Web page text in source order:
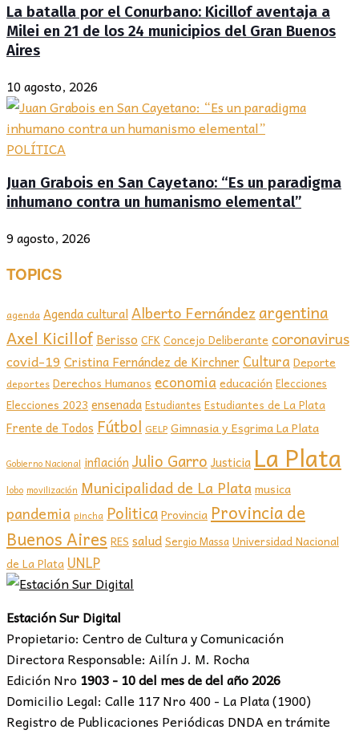
La batalla por el Conurbano: Kicillof aventaja a
Milei en 21 de los 24 municipios del Gran Buenos
Aires
10 agosto, 2026
POLÍTICA
Juan Grabois en San Cayetano: “Es un paradigma
inhumano contra un humanismo elemental”
9 agosto, 2026
TOPICS
agenda Agenda culturalAlberto Fernández argentina
Axel Kicillof Berisso CFKConcejo Deliberante coronavirus
covid-19 Cristina Fernández de Kirchner Cultura Deporte
deportes Derechos Humanos economia educación Elecciones
Elecciones 2023 ensenada Estudiantes Estudiantes de La Plata
Frente de Todos Fútbol GELP Gimnasia y Esgrima La Plata
Gobierno Nacional inflación Julio Garro Justicia La Plata
lobo movilización Municipalidad de La Plata musica
pandemia pincha PoliticaProvincia Provincia de
Buenos Aires RES saludSergio MassaUniversidad Nacional
de La Plata UNLP
Estación Sur Digital
Propietario: Centro de Cultura y Comunicación
Directora Responsable: Ailín J. M. Rocha
Edición Nro 1903 - 10 del mes de del año 2026
Domicilio Legal: Calle 117 Nro 400 - La Plata (1900)
Registro de Publicaciones Periódicas DNDA en trámite